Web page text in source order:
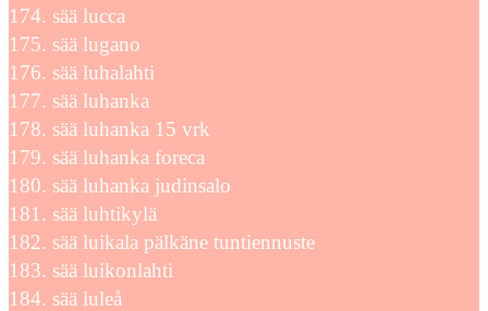
sää lucca
sää lugano
sää luhalahti
sää luhanka
sää luhanka 15 vrk
sää luhanka foreca
sää luhanka judinsalo
sää luhtikylä
sää luikala pälkäne tuntiennuste
sää luikonlahti
sää luleå